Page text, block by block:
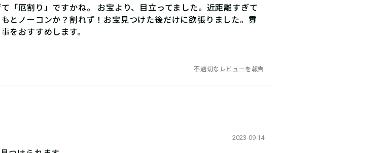
「厄割り」ですかね。 お宝より、目立ってました。近距離すぎて
とノーコンか？割れず！お宝見つけた後だけに欲張りました。雰
をおすすめします。
不適切なレビューを報告
2023-09-14